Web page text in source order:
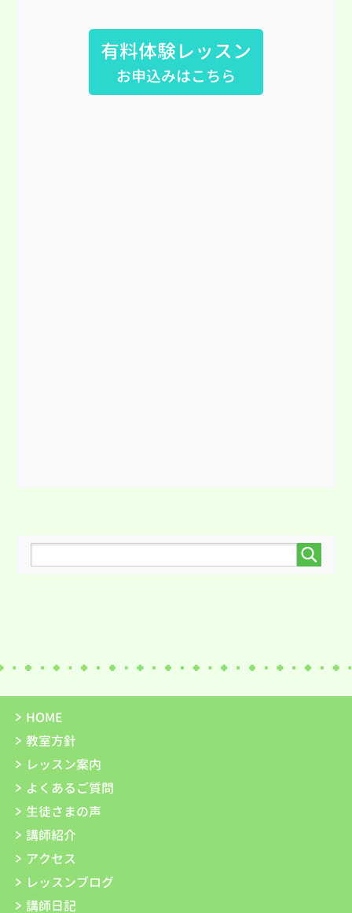
有料体験レッスン
お申込みはこちら
HOME
教室方針
レッスン案内
よくあるご質問
生徒さまの声
講師紹介
アクセス
レッスンブログ
講師日記